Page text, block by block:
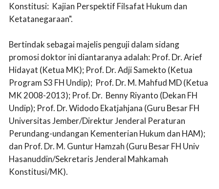
Konstitusi: Kajian Perspektif Filsafat Hukum dan
Ketatanegaraan".
Bertindak sebagai majelis penguji dalam sidang
promosi doktor ini diantaranya adalah: Prof. Dr. Arief
Hidayat (Ketua MK); Prof. Dr. Adji Samekto (Ketua
Program S3 FH Undip); Prof. Dr. M. Mahfud MD (Ketua
MK 2008-2013); Prof. Dr. Benny Riyanto (Dekan FH
Undip); Prof. Dr. Widodo Ekatjahjana (Guru Besar FH
Universitas Jember/Direktur Jenderal Peraturan
Perundang-undangan Kementerian Hukum dan HAM);
dan Prof. Dr. M. Guntur Hamzah (Guru Besar FH Univ
Hasanuddin/Sekretaris Jenderal Mahkamah
Konstitusi/MK).